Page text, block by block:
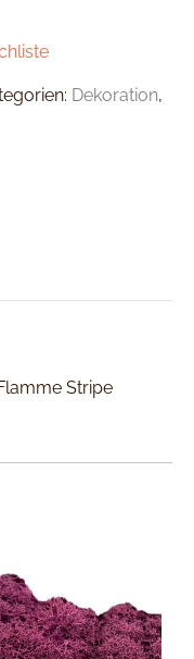
Dekoration,
Stripe